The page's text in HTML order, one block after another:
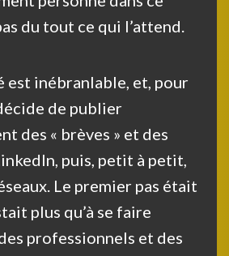
du tout ce qui l’attend.
est inébranlable, et, pour
de publier
des « brèves » et des
puis, petit à petit,
Le premier pas était
plus qu’à se faire
professionnels et des